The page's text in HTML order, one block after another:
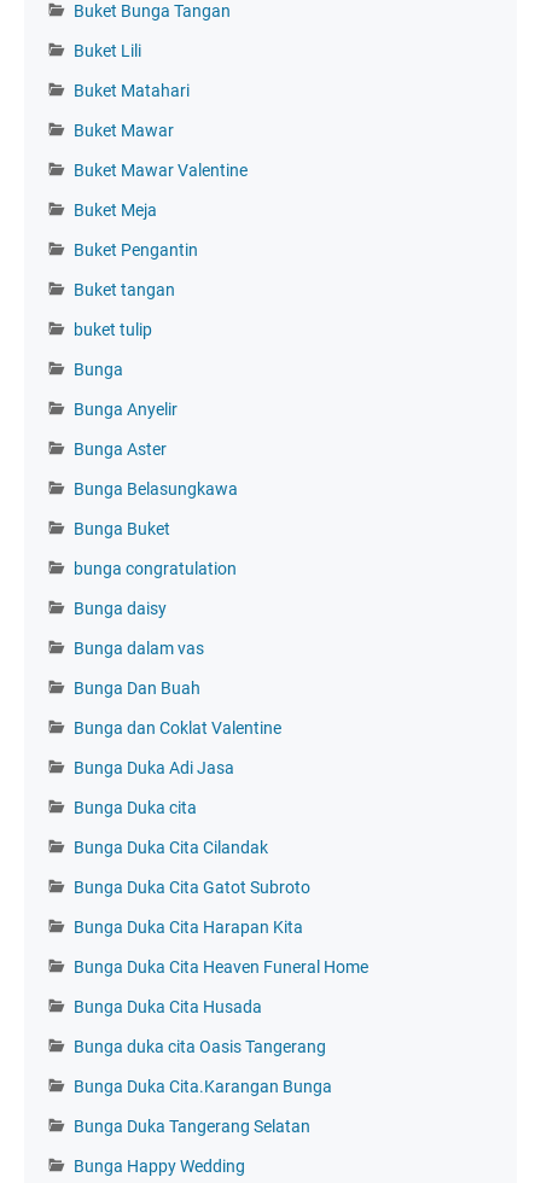
Buket Bunga Tangan
Buket Lili
Buket Matahari
Buket Mawar
Buket Mawar Valentine
Buket Meja
Buket Pengantin
Buket tangan
buket tulip
Bunga
Bunga Anyelir
Bunga Aster
Bunga Belasungkawa
Bunga Buket
bunga congratulation
Bunga daisy
Bunga dalam vas
Bunga Dan Buah
Bunga dan Coklat Valentine
Bunga Duka Adi Jasa
Bunga Duka cita
Bunga Duka Cita Cilandak
Bunga Duka Cita Gatot Subroto
Bunga Duka Cita Harapan Kita
Bunga Duka Cita Heaven Funeral Home
Bunga Duka Cita Husada
Bunga duka cita Oasis Tangerang
Bunga Duka Cita.Karangan Bunga
Bunga Duka Tangerang Selatan
Bunga Happy Wedding